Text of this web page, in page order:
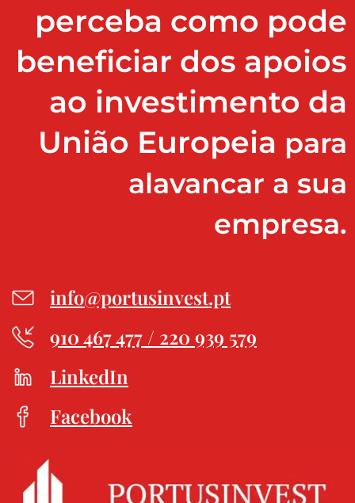
perceba como pode
beneficiar dos apoios
ao investimento da
União Europeia para
alavancar a sua
empresa.
info@portusinvest.pt
910 467 477 / 220 939 579
LinkedIn
Facebook